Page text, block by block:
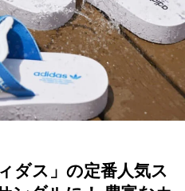
ダス」の定番人気ス